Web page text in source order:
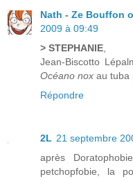
Nath - Ze Bouffon
2009 à 09:49
> STEPHANIE,
Jean-Biscotto
Océano nox au tuba
Répondre
2L 21 septembre
après
petchopfobie, la